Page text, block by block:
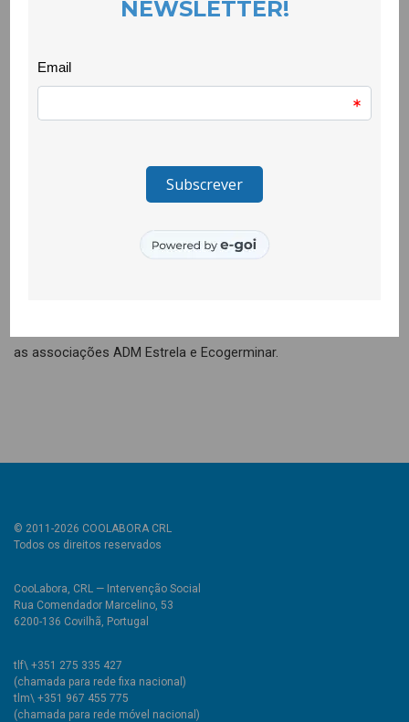
e as iniciativas inspiradoras foram apresentadas por Alfredo
Sendim (Cooperativa de Usuários do Freixo do Meio); Artur
Gregório e Vânia Martins (Associação In Loco) e Sara Moreira
A CooLabora participa na co-organização desta iniciativa da
rede Animar, que congrega uma comissão co-organizadora
como a Associação Portuguesa para a Cultura e a Educação
Permanente; Associação Portuguesa para a Diversidade e
as associações ADM Estrela e Ecogerminar.
© 2011-2026 COOLABORA CRL
Todos os direitos reservados
CooLabora, CRL — Intervenção Social
Rua Comendador Marcelino, 53
6200-136 Covilhã, Portugal
tlf\ +351 275 335 427
(chamada para rede fixa nacional)
tlm\ +351 967 455 775
(chamada para rede móvel nacional)